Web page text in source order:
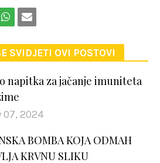
SVIDJETI OVI POSTOVI
napitka za jačanje imuniteta
07, 2024
BOMBA KOJA ODMAH
KRVNU SLIKU